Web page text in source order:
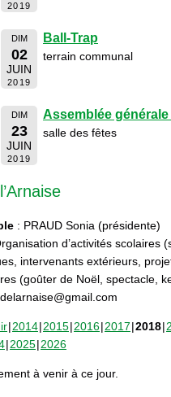
2019
DIM
02
JUIN
2019
Ball-Trap
terrain communal
DIM
23
JUIN
2019
Assemblée
salle des fêtes
: PRAUD Sonia (présidente)
d’activités scolaires
intervenants extérieurs,
(goûter de Noël, spectacle,
2014 2015 2016 2017 2018
2025 2026
à venir à ce jour.